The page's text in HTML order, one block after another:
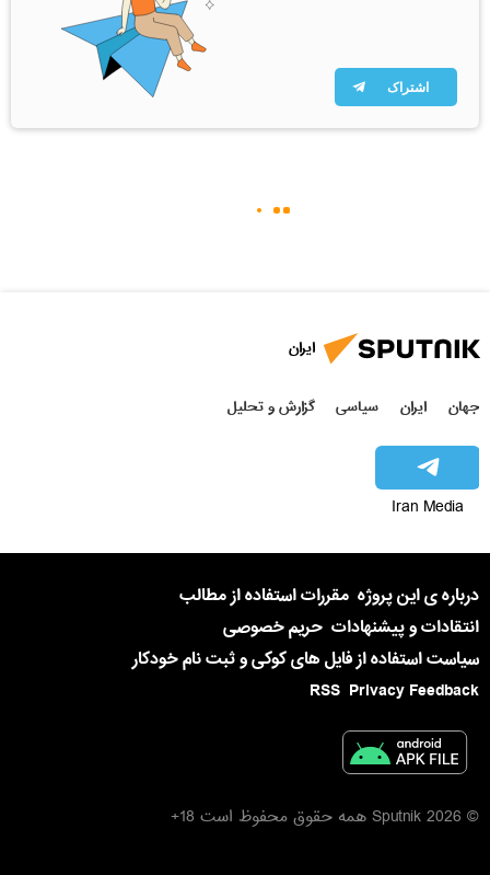
اشتراک
ایران
جهان ایران سیاسی گزارش و تحلیل
Iran Media
درباره ی این پروژه مقررات استفاده از مطالب
انتقادات و پیشنهادات حریم خصوصی
سیاست استفاده از فایل های کوکی و ثبت نام خودکار
Privacy Feedback
RSS
© 2026 Sputnik همه حقوق محفوظ است 18+